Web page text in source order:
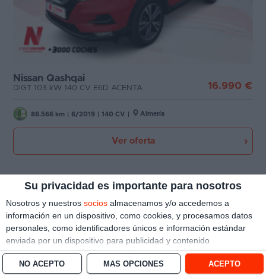
Su privacidad es importante para nosotros
Nosotros y nuestros socios almacenamos y/o accedemos a
información en un dispositivo, como cookies, y procesamos datos
personales, como identificadores únicos e información estándar
enviada por un dispositivo para publicidad y contenido
personalizado, medición de publicidad y contenido, investigación
de audiencia y desarrollo de servicios. Con su permiso, nosotros y
MÁS OPCIONES
NO ACEPTO ACEPTO
Nissan Qashqai
DIGT 103 kW 140 CV E6D ACENTA 16.990 €
86.566 km 6/2019 140 CV Almería
Ver oferta